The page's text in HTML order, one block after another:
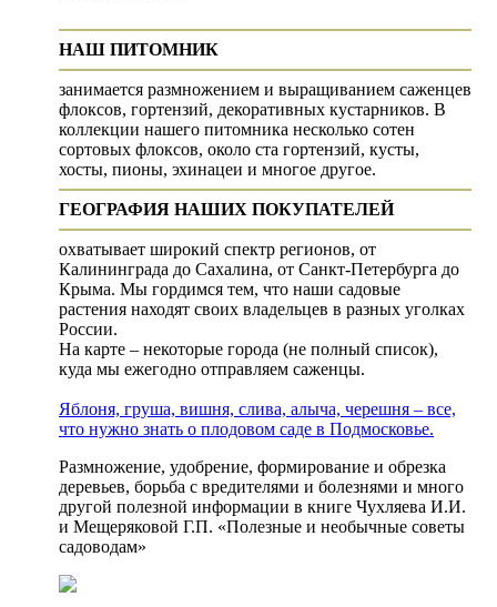
НАШ ПИТОМНИК
занимается размножением и выращиванием саженцев
флоксов, гортензий, декоративных кустарников. В
коллекции нашего питомника несколько сотен
сортовых флоксов, около ста гортензий, кусты,
хосты, пионы, эхинацеи и многое другое.
ГЕОГРАФИЯ НАШИХ ПОКУПАТЕЛЕЙ
охватывает широкий спектр регионов, от
Калининграда до Сахалина, от Санкт-Петербурга до
Крыма. Мы гордимся тем, что наши садовые
растения находят своих владельцев в разных уголках
России.
На карте – некоторые города (не полный список),
куда мы ежегодно отправляем саженцы.
Яблоня, груша, вишня, слива, алыча, черешня – все,
что нужно знать о плодовом саде в Подмосковье.
Размножение, удобрение, формирование и обрезка
деревьев, борьба с вредителями и болезнями и много
другой полезной информации в книге Чухляева И.И.
и Мещеряковой Г.П. «Полезные и необычные советы
садоводам»